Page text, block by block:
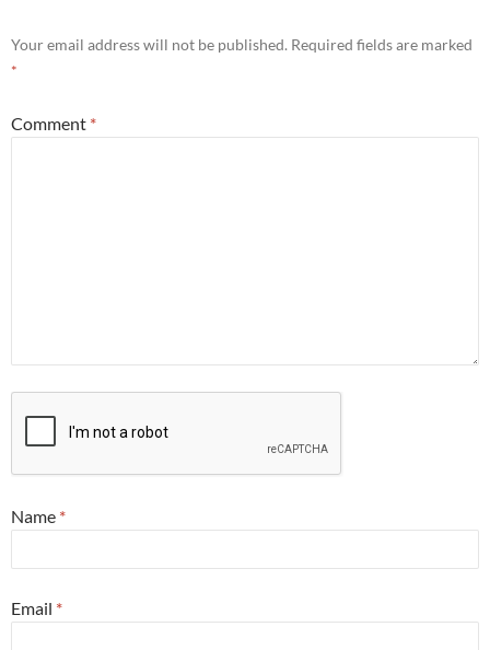
Your email address will not be published. Required fields are marked
*
Comment *
Name *
Email *